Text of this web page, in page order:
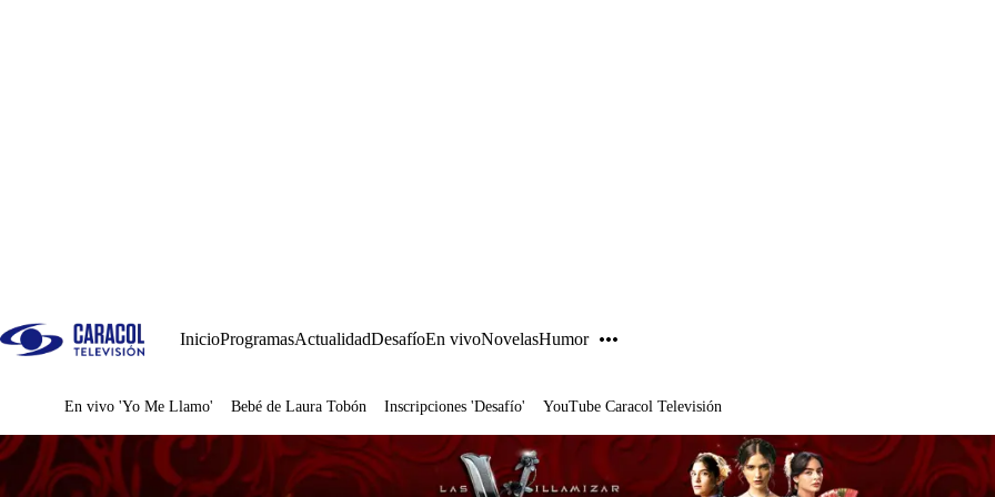
InicioProgramasActualidadDesafíoEn vivoNovelasHumor
Juegos
En vivo 'Yo Me Llamo' Bebé de Laura Tobón Inscripciones 'Desafío' YouTube Caracol Televisión